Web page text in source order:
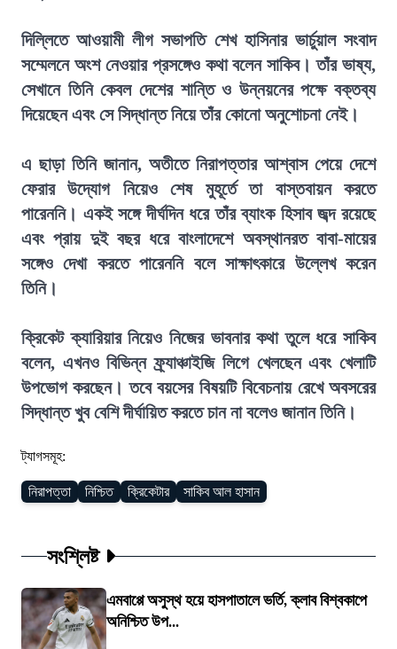
দিল্লিতে আওয়ামী লীগ সভাপতি শেখ হাসিনার ভার্চুয়াল সংবাদ
সম্মেলনে অংশ নেওয়ার প্রসঙ্গেও কথা বলেন সাকিব। তাঁর ভাষ্য,
সেখানে তিনি কেবল দেশের শান্তি ও উন্নয়নের পক্ষে বক্তব্য
দিয়েছেন এবং সে সিদ্ধান্ত নিয়ে তাঁর কোনো অনুশোচনা নেই।
এ ছাড়া তিনি জানান, অতীতে নিরাপত্তার আশ্বাস পেয়ে দেশে
ফেরার উদ্যোগ নিয়েও শেষ মুহূর্তে তা বাস্তবায়ন করতে
পারেননি। একই সঙ্গে দীর্ঘদিন ধরে তাঁর ব্যাংক হিসাব জব্দ রয়েছে
এবং প্রায় দুই বছর ধরে বাংলাদেশে অবস্থানরত বাবা-মায়ের
সঙ্গেও দেখা করতে পারেননি বলে সাক্ষাৎকারে উল্লেখ করেন
তিনি।
ক্রিকেট ক্যারিয়ার নিয়েও নিজের ভাবনার কথা তুলে ধরে সাকিব
বলেন, এখনও বিভিন্ন ফ্র্যাঞ্চাইজি লিগে খেলছেন এবং খেলাটি
উপভোগ করছেন। তবে বয়সের বিষয়টি বিবেচনায় রেখে অবসরের
সিদ্ধান্ত খুব বেশি দীর্ঘায়িত করতে চান না বলেও জানান তিনি।
ট্যাগসমূহ:
নিরাপত্তা নিশ্চিত ক্রিকেটার সাকিব আল হাসান
সংশ্লিষ্ট
এমবাপ্পে অসুস্থ হয়ে হাসপাতালে ভর্তি, ক্লাব বিশ্বকাপে
অনিশ্চিত উপ...